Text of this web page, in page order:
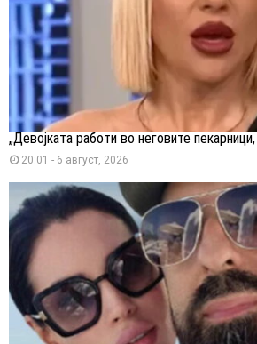
„Девојката работи во неговите пекарници,
20:01 - 6 август, 2026